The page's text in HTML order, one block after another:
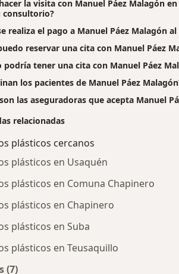
la visita con Manuel Páez Malagón
consultorio?
realiza el pago a Manuel Páez Malagón
reservar una cita con Manuel Páez
podría tener una cita con Manuel Páez
los pacientes de Manuel Páez
las aseguradoras que acepta Manuel
relacionadas
plásticos cercanos
plásticos en Usaquén
plásticos en Comuna Chapinero
plásticos en Chapinero
plásticos en Suba
plásticos en Teusaquillo
(7)